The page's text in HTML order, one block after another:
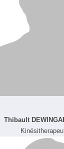
Thibault